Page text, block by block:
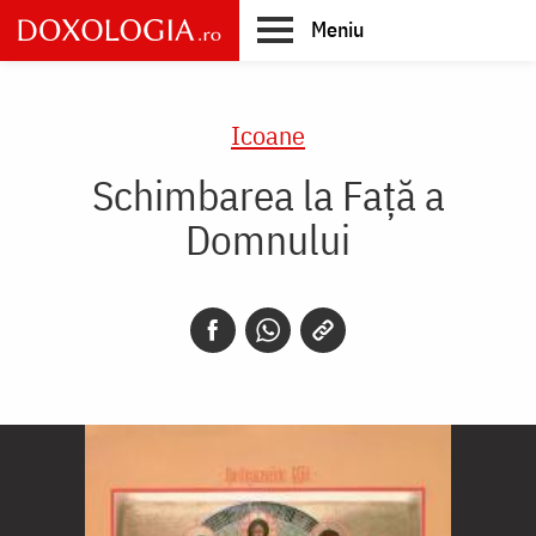
Skip
to
main
Meniu
Icoane
Schimbarea la Față a
Domnului